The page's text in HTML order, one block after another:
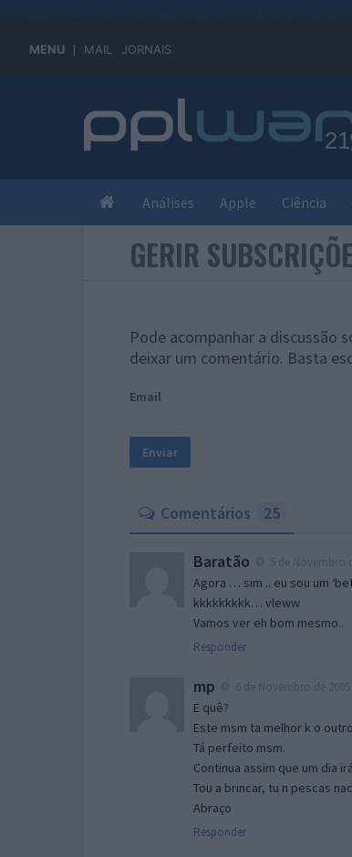
MENU MAIL JORNAIS
Análises Apple Ciência
GERIR
Pode acompanhar a discussão
deixar um comentário. Basta
Email
Comentários 25
Baratão
Agora … sim .. eu sou um
kkkkkkkkk… vleww
Vamos ver eh bom mesmo..
Responder
mp
E quê?
Este msm ta melhor k o
Tá perfeito msm.
Continua assim que um dia
Tou a brincar, tu n pescas
Abraço
Responder